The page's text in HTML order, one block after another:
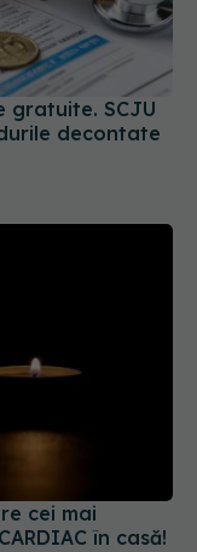
SCJU
decontate
în casă!
Donald Trump